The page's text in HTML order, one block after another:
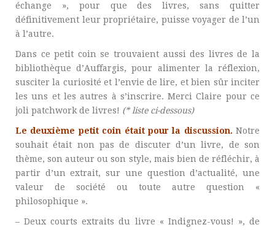
échange », pour que des livres, sans quitter
définitivement leur propriétaire, puisse voyager de l’un
à l’autre.
Dans ce petit coin se trouvaient aussi des livres de la
bibliothèque d’Auffargis, pour alimenter la réflexion,
susciter la curiosité et l’envie de lire, et bien sûr inciter
les uns et les autres à s’inscrire. Merci Claire pour ce
joli patchwork de livres! (* liste ci-dessous)
Le deuxième petit coin était pour la discussion. Notre
souhait était non pas de discuter d’un livre, de son
thème, son auteur ou son style, mais bien de réfléchir, à
partir d’un extrait, sur une question d’actualité, une
valeur de société ou toute autre question «
philosophique ».
– Deux courts extraits du livre « Indignez-vous! », de